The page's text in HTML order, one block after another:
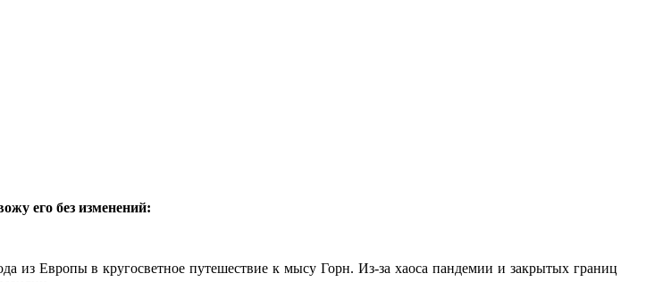
его без изменений:
из Европы в кругосветное путешествие к мысу Горн. Из-за хаоса пандемии и закрытых границ